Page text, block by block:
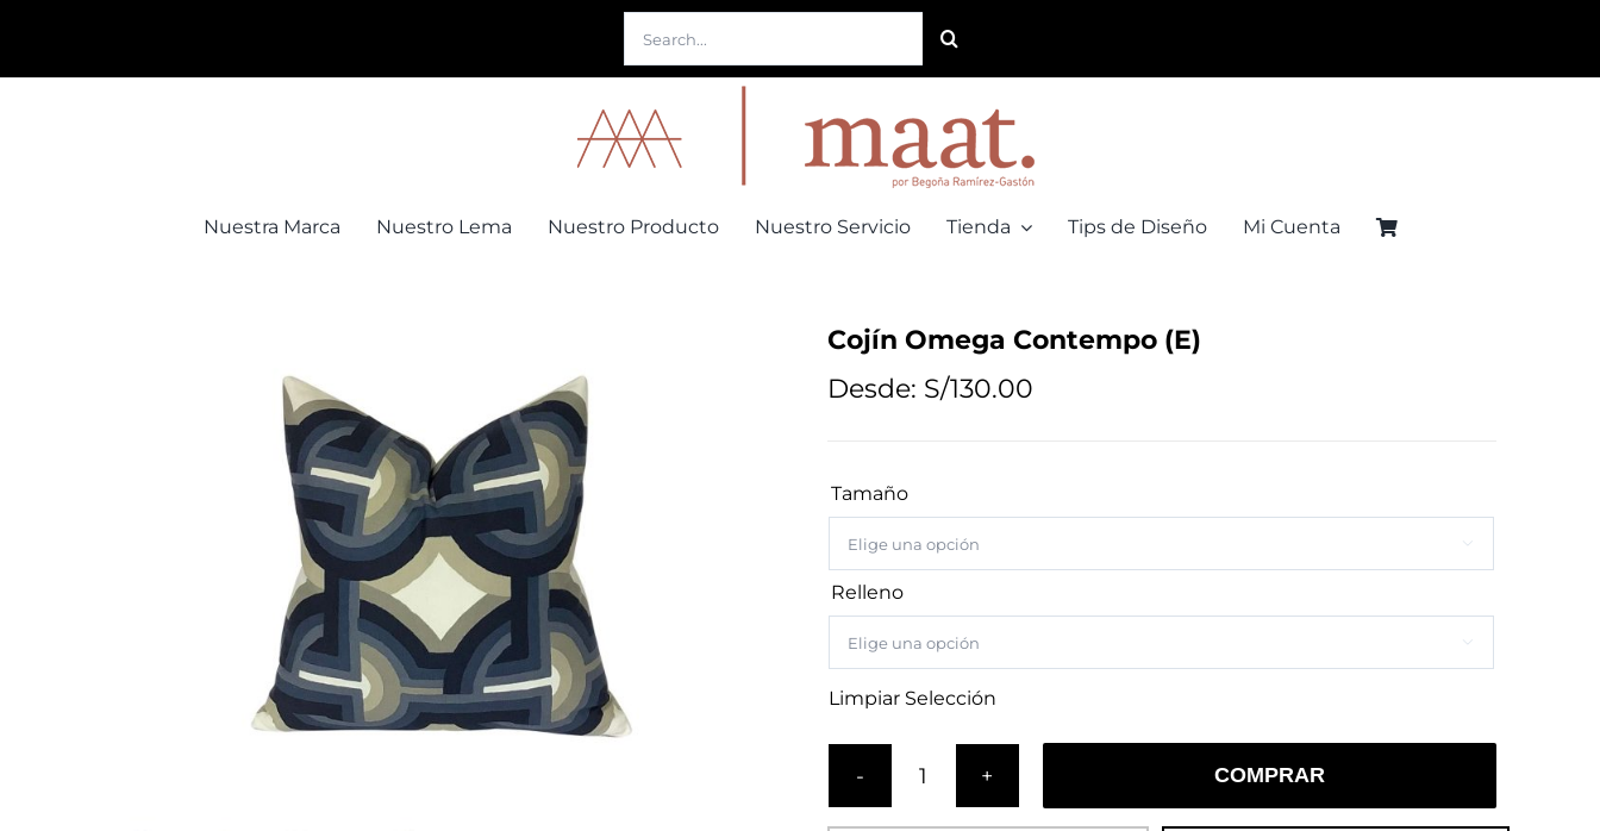
contenido
Nuestra Marca Nuestro Lema Nuestro Producto Nuestro Servicio Tienda Tips de Diseño Mi Cuenta
Cojín Omega Contempo (E)
Desde: S/130.00
Tamaño

Relleno

Limpiar Selección
Cojín
COMPRAR